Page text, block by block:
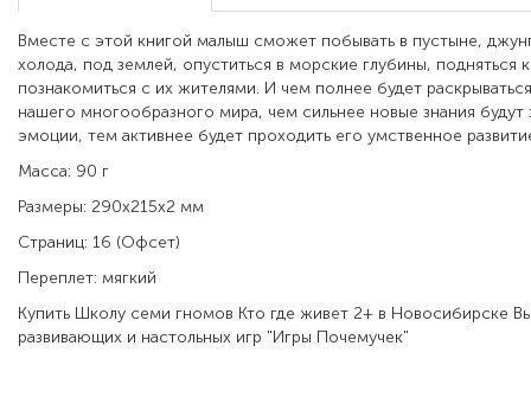
Вместе с этой книгой малыш сможет побывать в пустыне,
холода, под землей, опуститься в морские глубины, подняться
познакомиться с их жителями. И чем полнее будет
нашего многообразного мира, чем сильнее новые знания будут
эмоции, тем активнее будет проходить его умственное
Масса: 90 г
Размеры: 290x215x2 мм
Страниц: 16 (Офсет)
Переплет: мягкий
Купить Школу семи гномов Кто где живет 2+ в Новосибирске
развивающих и настольных игр "Игры Почемучек"